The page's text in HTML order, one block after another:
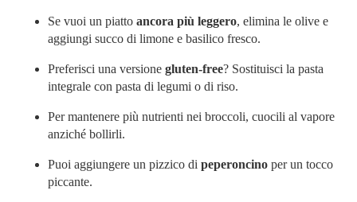
Se vuoi un piatto ancora più leggero, elimina le olive e
aggiungi succo di limone e basilico fresco.
Preferisci una versione gluten-free? Sostituisci la pasta
integrale con pasta di legumi o di riso.
Per mantenere più nutrienti nei broccoli, cuocili al vapore
anziché bollirli.
Puoi aggiungere un pizzico di peperoncino per un tocco
piccante.